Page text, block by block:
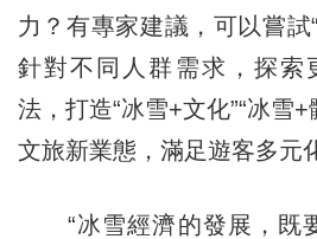
力？有專家建議，可以嘗試
針對不同人群需求，探索
法，打造“冰雪+文化”“冰雪+
文旅新業態，滿足遊客多元
“冰雪經濟的發展，既要